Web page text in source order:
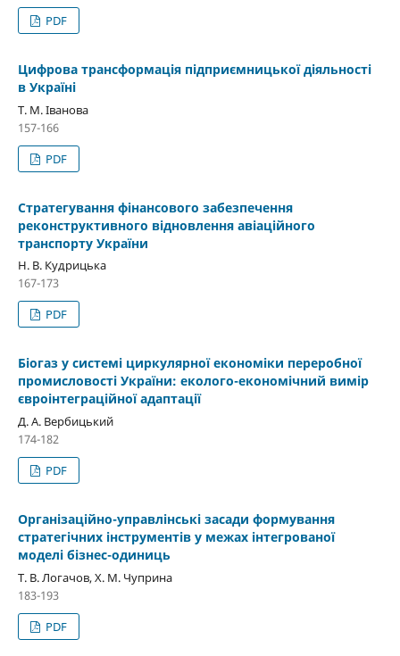
PDF
Цифрова трансформація підприємницької діяльності
в Україні
Т. М. Іванова
157-166
PDF
Стратегування фінансового забезпечення
реконструктивного відновлення авіаційного
транспорту України
Н. В. Кудрицька
167-173
PDF
Біогаз у системі циркулярної економіки переробної
промисловості України: еколого-економічний вимір
євроінтеграційної адаптації
Д. А. Вербицький
174-182
PDF
Організаційно-управлінські засади формування
стратегічних інструментів у межах інтегрованої
моделі бізнес-одиниць
Т. В. Логачов, Х. М. Чуприна
183-193
PDF